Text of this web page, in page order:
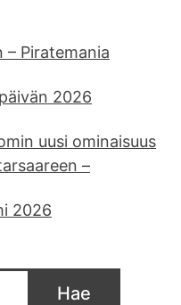
Piratemania
2026
uusi ominaisuus
–
2026
Hae